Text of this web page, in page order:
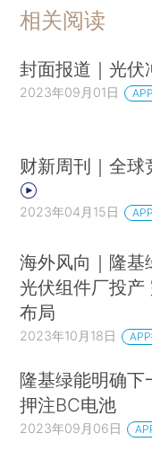
相关阅读
封面报道｜光伏
2023年09月01日
财新周刊｜全球
2023年04月15日
海外风向｜隆基
光伏组件厂投产
布局
2023年10月18日
隆基绿能明确下
押注BC电池
2023年09月06日